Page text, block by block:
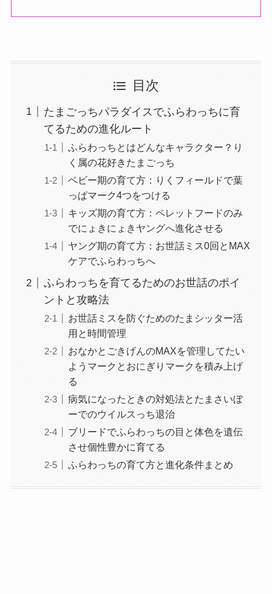
目次
たまごっちパラダイスでふらわっちに育
てるための進化ルート
ふらわっちとはどんなキャラクター？り
く属の花好きたまごっち
ベビー期の育て方：りくフィールドで葉
っぱマーク4つをつける
キッズ期の育て方：ペレットフードのみ
でにょきにょきヤングへ進化させる
ヤング期の育て方：お世話ミス0回とMAX
ケアでふらわっちへ
ふらわっちを育てるためのお世話のポイ
ントと攻略法
お世話ミスを防ぐためのたまシッター活
用と時間管理
おなかとごきげんのMAXを管理してたい
ようマークとおにぎりマークを積み上げ
る
病気になったときの対処法とたまさいぼ
ーでのウイルスっち退治
ブリードでふらわっちの目と体色を遺伝
させ個性豊かに育てる
ふらわっちの育て方と進化条件まとめ